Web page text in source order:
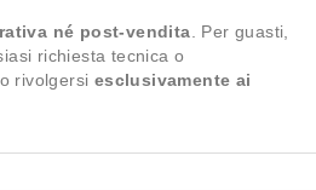
né post-vendita . Per guasti,
richiesta tecnica o
rivolgersi esclusivamente ai